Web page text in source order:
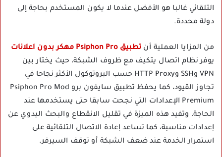
التلقائي غالبا هو الأفضل عندما لا يكون المستخدم بحاجة إلى
دولة محددة.
من المزايا العملية أن تطبيق Psiphon Pro مهكر بدون اعلانات
يوفر نظام اتصال يتكيف مع ظروف الشبكة، حيث يختار بين
VPN وSSH وHTTP Proxy حسب البروتوكول الأكثر نجاحا في
تجاوز القيود، كما يحفظ تطبيق سايفون برو Psiphon Pro Mod
Premium الإعدادات التي نجحت سابقا حتى يستخدمها عند
الحاجة، وتفيد هذه الميزة في تقليل الانقطاع والبحث اليدوي عن
إعدادات مناسبة، كما تساعد إعادة الاتصال التلقائية على
استمرار الخدمة عند ضعف الشبكة أو توقف السيرفر.